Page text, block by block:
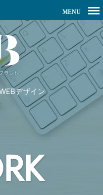
デザイン